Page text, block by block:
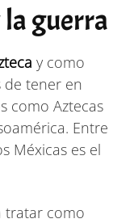
guerra
y como
de tener en
como Aztecas
Entre
Méxicas es el
tratar como